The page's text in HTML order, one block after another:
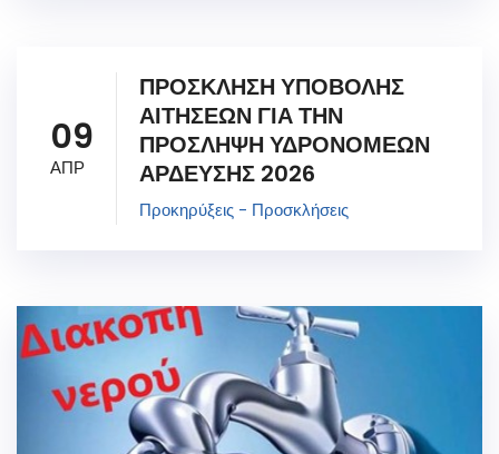
09
ΑΠΡ
ΠΡΟΣΚΛΗΣΗ ΥΠΟΒΟΛΗΣ
ΑΙΤΗΣΕΩΝ ΓΙΑ ΤΗΝ
ΠΡΟΣΛΗΨΗ ΥΔΡΟΝΟΜΕΩΝ
ΑΡΔΕΥΣΗΣ 2026
Προκηρύξεις - Προσκλήσεις